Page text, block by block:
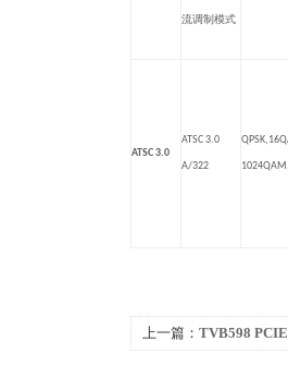
流调制模式
ATSC 3.0
ATSC 3.0
A/322
上一篇： TVB598